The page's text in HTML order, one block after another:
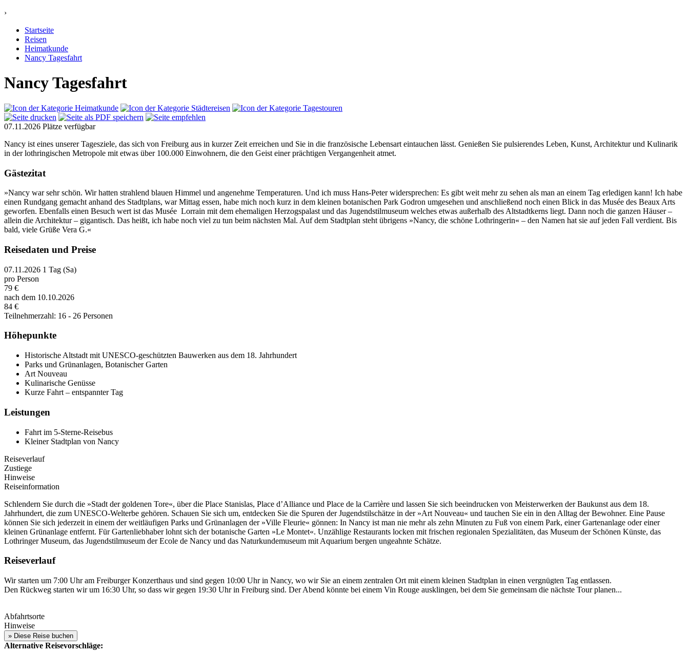
›
Startseite
Reisen
Heimatkunde
Nancy Tagesfahrt
Nancy Tagesfahrt
07.11.2026 Plätze verfügbar
Nancy ist eines unserer Tagesziele, das sich von Freiburg aus in kurzer Zeit erreichen und Sie in die französische Lebensart eintauchen lässt. Genießen Sie pulsierendes Leben, Kunst, Architektur und Kulinarik
in der lothringischen Metropole mit etwas über 100.000 Einwohnern, die den Geist einer prächtigen Vergangenheit atmet.
Gästezitat
»Nancy war sehr schön. Wir hatten strahlend blauen Himmel und angenehme Temperaturen. Und ich muss Hans-Peter widersprechen: Es gibt weit mehr zu sehen als man an einem Tag erledigen kann! Ich habe
einen Rundgang gemacht anhand des Stadtplans, war Mittag essen, habe mich noch kurz in dem kleinen botanischen Park Godron umgesehen und anschließend noch einen Blick in das Musée des Beaux Arts
geworfen. Ebenfalls einen Besuch wert ist das Musée Lorrain mit dem ehemaligen Herzogspalast und das Jugendstilmuseum welches etwas außerhalb des Altstadtkerns liegt. Dann noch die ganzen Häuser –
allein die Architektur – gigantisch. Das heißt, ich habe noch viel zu tun beim nächsten Mal. Auf dem Stadtplan steht übrigens »Nancy, die schöne Lothringerin« – den Namen hat sie auf jeden Fall verdient. Bis
bald, viele Grüße Vera G.«
Reisedaten und Preise
07.11.2026 1 Tag (Sa)
pro Person
79 €
nach dem 10.10.2026
84 €
Teilnehmerzahl: 16 - 26 Personen
Höhepunkte
Historische Altstadt mit UNESCO-geschützten Bauwerken aus dem 18. Jahrhundert
Parks und Grünanlagen, Botanischer Garten
Art Nouveau
Kulinarische Genüsse
Kurze Fahrt – entspannter Tag
Leistungen
Fahrt im 5-Sterne-Reisebus
Kleiner Stadtplan von Nancy
Reiseverlauf
Zustiege
Hinweise
Reiseinformation
Schlendern Sie durch die »Stadt der goldenen Tore«, über die Place Stanislas, Place d’Alliance und Place de la Carrière und lassen Sie sich beeindrucken von Meisterwerken der Baukunst aus dem 18.
Jahrhundert, die zum UNESCO-Welterbe gehören. Schauen Sie sich um, entdecken Sie die Spuren der Jugendstilschätze in der »Art Nouveau« und tauchen Sie ein in den Alltag der Bewohner. Eine Pause
können Sie sich jederzeit in einem der weitläufigen Parks und Grünanlagen der »Ville Fleurie« gönnen: In Nancy ist man nie mehr als zehn Minuten zu Fuß von einem Park, einer Gartenanlage oder einer
kleinen Grünanlage entfernt. Für Gartenliebhaber lohnt sich der botanische Garten »Le Montet«. Unzählige Restaurants locken mit frischen regionalen Spezialitäten, das Museum der Schönen Künste, das
Lothringer Museum, das Jugendstilmuseum der Ecole de Nancy und das Naturkundemuseum mit Aquarium bergen ungeahnte Schätze.
Reiseverlauf
Wir starten um 7:00 Uhr am Freiburger Konzerthaus und sind gegen 10:00 Uhr in Nancy, wo wir Sie an einem zentralen Ort mit einem kleinen Stadtplan in einen vergnügten Tag entlassen.
Den Rückweg starten wir um 16:30 Uhr, so dass wir gegen 19:30 Uhr in Freiburg sind. Der Abend könnte bei einem Vin Rouge ausklingen, bei dem Sie gemeinsam die nächste Tour planen...
Abfahrtsorte
Hinweise
Alternative Reisevorschläge: